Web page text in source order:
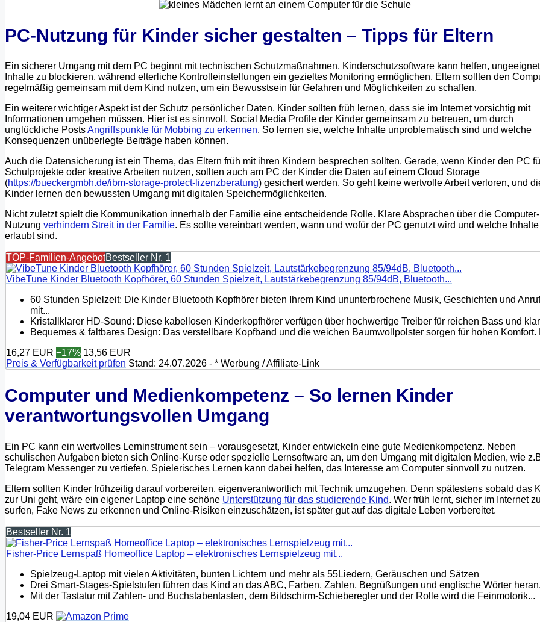
PC-Nutzung für Kinder sicher gestalten – Tipps für Eltern
Ein sicherer Umgang mit dem PC beginnt mit technischen Schutzmaßnahmen. Kinderschutzsoftware kann helfen,
Inhalte zu blockieren, während elterliche Kontrolleinstellungen ein gezieltes Monitoring ermöglichen. Eltern sollten den
regelmäßig gemeinsam mit dem Kind nutzen, um ein Bewusstsein für Gefahren und Möglichkeiten zu schaffen.
Ein weiterer wichtiger Aspekt ist der Schutz persönlicher Daten. Kinder sollten früh lernen, dass sie im Internet vorsichtig mit
Informationen umgehen müssen. Hier ist es sinnvoll, Social Media Profile der Kinder gemeinsam zu betreuen, um durch
unglückliche PostsAngriffspunkte für Mobbing zu erkennen. So lernen sie, welche Inhalte unproblematisch sind und welche
Konsequenzen unüberlegte Beiträge haben können.
Auch die Datensicherung ist ein Thema, das Eltern früh mit ihren Kindern besprechen sollten. Gerade, wenn Kinder den PC
Schulprojekte oder kreative Arbeiten nutzen, sollten auch am PC der Kinder die Daten auf einem Cloud Storage
(https://bueckergmbh.de/ibm-storage-protect-lizenzberatung) gesichert werden. So geht keine wertvolle Arbeit verloren, und
Kinder lernen den bewussten Umgang mit digitalen Speichermöglichkeiten.
Nicht zuletzt spielt die Kommunikation innerhalb der Familie eine entscheidende Rolle. Klare Absprachen über die Computer-
Nutzung verhindern Streit in der Familie. Es sollte vereinbart werden, wann und wofür der PC genutzt wird und welche Inhalte
erlaubt sind.
TOP-Familien-AngebotBestseller Nr. 1
VibeTune Kinder Bluetooth Kopfhörer, 60 Stunden Spielzeit, Lautstärkebegrenzung 85/94dB, Bluetooth...
60 Stunden Spielzeit: Die Kinder Bluetooth Kopfhörer bieten Ihrem Kind ununterbrochene Musik, Geschichten und
mit...
Kristallklarer HD-Sound: Diese kabellosen Kinderkopfhörer verfügen über hochwertige Treiber für reichen Bass und
Bequemes & faltbares Design: Das verstellbare Kopfband und die weichen Baumwollpolster sorgen für hohen Komfort.
16,27 EUR −17% 13,56 EUR
Preis & Verfügbarkeit prüfen Stand: 24.07.2026 - * Werbung / Affiliate-Link
Computer und Medienkompetenz – So lernen Kinder
verantwortungsvollen Umgang
Ein PC kann ein wertvolles Lerninstrument sein – vorausgesetzt, Kinder entwickeln eine gute Medienkompetenz. Neben
schulischen Aufgaben bieten sich Online-Kurse oder spezielle Lernsoftware an, um den Umgang mit digitalen Medien, wie
Telegram Messenger zu vertiefen. Spielerisches Lernen kann dabei helfen, das Interesse am Computer sinnvoll zu nutzen.
Eltern sollten Kinder frühzeitig darauf vorbereiten, eigenverantwortlich mit Technik umzugehen. Denn spätestens sobald das
zur Uni geht, wäre ein eigener Laptop eine schöne Unterstützung für das studierende Kind. Wer früh lernt, sicher im Internet zu
surfen, Fake News zu erkennen und Online-Risiken einzuschätzen, ist später gut auf das digitale Leben vorbereitet.
Bestseller Nr. 1
Fisher-Price Lernspaß Homeoffice Laptop – elektronisches Lernspielzeug mit...
Spielzeug-Laptop mit vielen Aktivitäten, bunten Lichtern und mehr als 55Liedern, Geräuschen und Sätzen
Drei Smart-Stages-Spielstufen führen das Kind an das ABC, Farben, Zahlen, Begrüßungen und englische Wörter heran.
Mit der Tastatur mit Zahlen- und Buchstabentasten, dem Bildschirm-Schieberegler und der Rolle wird die Feinmotorik...
19,04 EUR